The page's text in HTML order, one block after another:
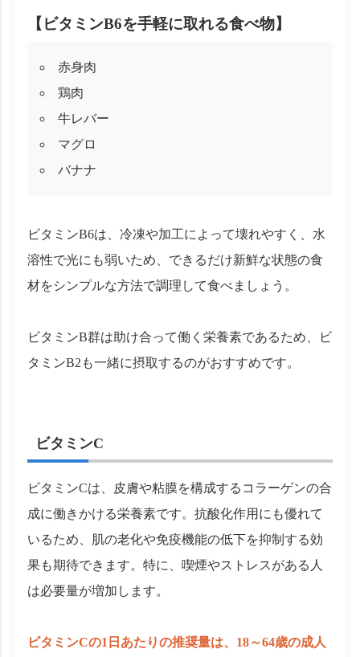
【ビタミンB6を手軽に取れる食べ物】
赤身肉
鶏肉
牛レバー
マグロ
バナナ
ビタミンB6は、冷凍や加工によって壊れやすく、水
溶性で光にも弱いため、できるだけ新鮮な状態の食
材をシンプルな方法で調理して食べましょう。
ビタミンB群は助け合って働く栄養素であるため、ビ
タミンB2も一緒に摂取するのがおすすめです。
ビタミンC
ビタミンCは、皮膚や粘膜を構成するコラーゲンの合
成に働きかける栄養素です。抗酸化作用にも優れて
いるため、肌の老化や免疫機能の低下を抑制する効
果も期待できます。特に、喫煙やストレスがある人
は必要量が増加します。
ビタミンCの1日あたりの推奨量は、18～64歳の成人